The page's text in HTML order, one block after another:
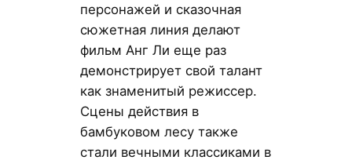
персонажей и сказочная
сюжетная линия делают
фильм Анг Ли еще раз
демонстрирует свой талант
как знаменитый режиссер.
Сцены действия в
бамбуковом лесу также
стали вечными классиками в